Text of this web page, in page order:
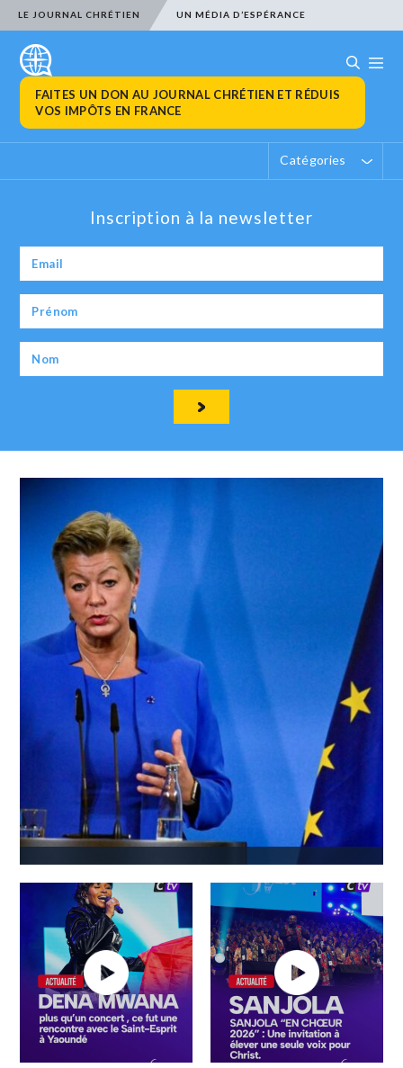
LE JOURNAL CHRÉTIEN UN MÉDIA D’ESPÉRANCE
FAITES UN DON AU JOURNAL CHRÉTIEN ET RÉDUIS
VOS IMPÔTS EN FRANCE
Catégories
Inscription à la newsletter